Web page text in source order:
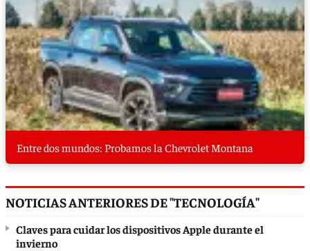
Entre dos mundos: Probamos la Chevrolet Montana
NOTICIAS ANTERIORES DE "TECNOLOGÍA"
Claves para cuidar los dispositivos Apple durante el
invierno